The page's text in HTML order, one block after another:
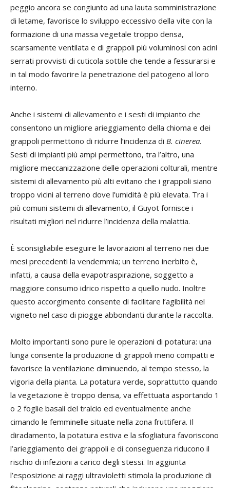
peggio ancora se congiunto ad una lauta somministrazione
di letame, favorisce lo sviluppo eccessivo della vite con la
formazione di una massa vegetale troppo densa,
scarsamente ventilata e di grappoli più voluminosi con acini
serrati provvisti di cuticola sottile che tende a fessurarsi e
in tal modo favorire la penetrazione del patogeno al loro
interno.
Anche i sistemi di allevamento e i sesti di impianto che
consentono un migliore arieggiamento della chioma e dei
grappoli permettono di ridurre l’incidenza di B. cinerea.
Sesti di impianti più ampi permettono, tra l’altro, una
migliore meccanizzazione delle operazioni colturali, mentre
sistemi di allevamento più alti evitano che i grappoli siano
troppo vicini al terreno dove l’umidità è più elevata. Tra i
più comuni sistemi di allevamento, il Guyot fornisce i
risultati migliori nel ridurre l’incidenza della malattia.
È sconsigliabile eseguire le lavorazioni al terreno nei due
mesi precedenti la vendemmia; un terreno inerbito è,
infatti, a causa della evapotraspirazione, soggetto a
maggiore consumo idrico rispetto a quello nudo. Inoltre
questo accorgimento consente di facilitare l’agibilità nel
vigneto nel caso di piogge abbondanti durante la raccolta.
Molto importanti sono pure le operazioni di potatura: una
lunga consente la produzione di grappoli meno compatti e
favorisce la ventilazione diminuendo, al tempo stesso, la
vigoria della pianta. La potatura verde, soprattutto quando
la vegetazione è troppo densa, va effettuata asportando 1
o 2 foglie basali del tralcio ed eventualmente anche
cimando le femminelle situate nella zona fruttifera. Il
diradamento, la potatura estiva e la sfogliatura favoriscono
l’arieggiamento dei grappoli e di conseguenza riducono il
rischio di infezioni a carico degli stessi. In aggiunta
l’esposizione ai raggi ultravioletti stimola la produzione di